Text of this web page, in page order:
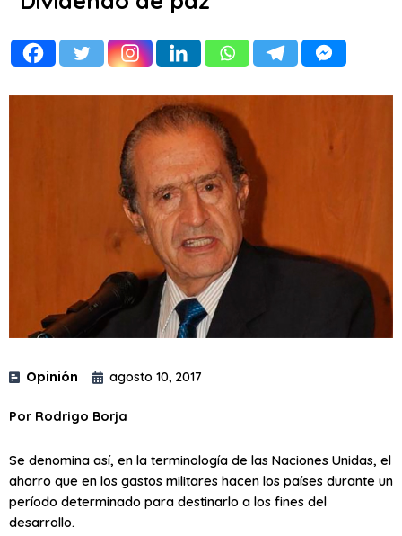
Opinión agosto 10, 2017
Por Rodrigo Borja
Se denomina así, en la terminología de las Naciones Unidas, el
ahorro que en los gastos militares hacen los países durante un
período determinado para destinarlo a los fines del
desarrollo.